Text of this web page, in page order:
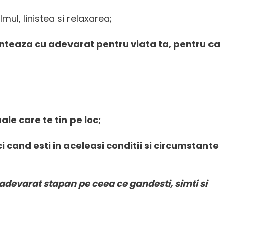
linistea si relaxarea;
cu adevarat pentru viata ta, pentru ca
care te tin pe loc;
cand esti in aceleasi conditii si circumstante
stapan pe ceea ce gandesti, simti si